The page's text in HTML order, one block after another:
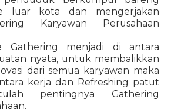
luar kota dan mengerjakan
Karyawan Perusahaan
Gathering menjadi di antara
nyata, untuk membalikkan
dari semua karyawan maka
kerja dan Refreshing patut
pentingnya Gathering